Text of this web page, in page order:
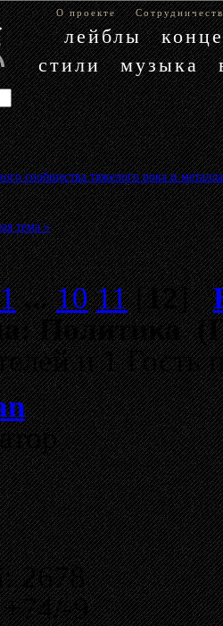
О проекте
лейблы
стили
музыка
сообщества тяжелого рока и металла
тема »
1 ...10 11[12]
Политика
и 1 Гость
2678
9